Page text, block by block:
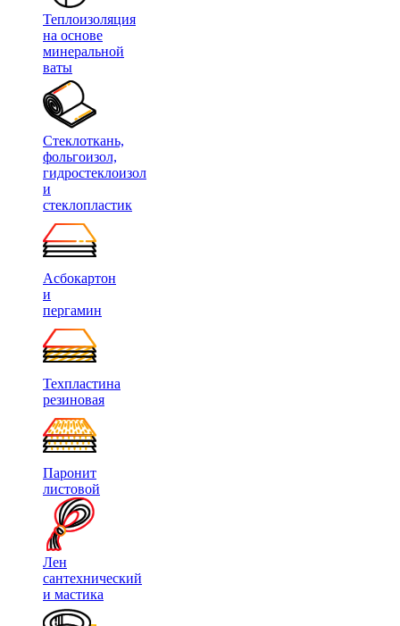
Теплоизоляция
на основе
минеральной
ваты
Стеклоткань,
фольгоизол,
гидростеклоизол
и
стеклопластик
Асбокартон
и
пергамин
Техпластина
резиновая
Паронит
листовой
Лен
сантехнический
и мастика